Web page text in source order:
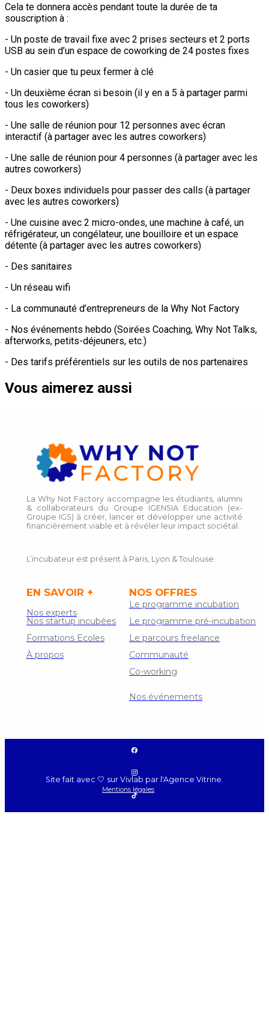
Cela te donnera accès pendant toute la durée de ta
souscription à :
- Un poste de travail fixe avec 2 prises secteurs et 2 ports
USB au sein d’un espace de coworking de 24 postes fixes
- Un casier que tu peux fermer à clé
- Un deuxième écran si besoin (il y en a 5 à partager parmi
tous les coworkers)
- Une salle de réunion pour 12 personnes avec écran
interactif (à partager avec les autres coworkers)
- Une salle de réunion pour 4 personnes (à partager avec les
autres coworkers)
- Deux boxes individuels pour passer des calls (à partager
avec les autres coworkers)
- Une cuisine avec 2 micro-ondes, une machine à café, un
réfrigérateur, un congélateur, une bouilloire et un espace
détente (à partager avec les autres coworkers)
- Des sanitaires
- Un réseau wifi
- La communauté d’entrepreneurs de la Why Not Factory
- Nos événements hebdo (Soirées Coaching, Why Not Talks,
afterworks, petits-déjeuners, etc.)
- Des tarifs préférentiels sur les outils de nos partenaires
Vous aimerez aussi
Le programme incubation
La Why Not Factory accompagne les étudiants, alumni
& collaborateurs du Groupe IGENSIA Education (ex-
Groupe IGS) à créer, lancer et développer une activité
financièrement viable et à révéler leur impact sociétal.
L’incubateur est présent à Paris, Lyon & Toulouse.
NOS OFFRES
EN SAVOIR +
Co-working
Nos événements
Formations Ecoles
Nos startup incubées
Nos experts
Le parcours freelance
Le programme pré-incubation
À propos Communauté
Mentions légales
Site fait avec 🤍 sur Vivlab par l'Agence Vitrine.